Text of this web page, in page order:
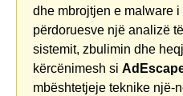
dhe mbrojtjen e malware
përdoruesve një analizë
sistemit, zbulimin dhe
kërcënimesh si
mbështetjeje teknike një-